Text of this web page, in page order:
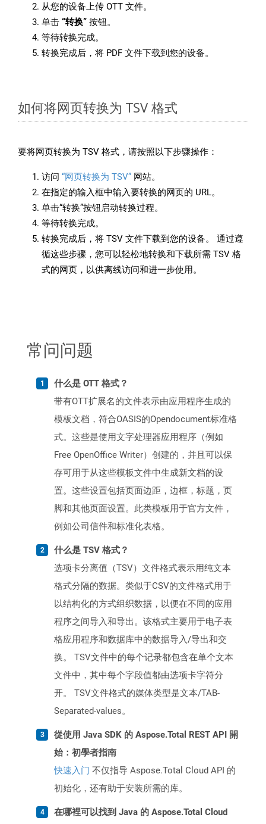
从您的设备上传 OTT 文件。
单击 “转换” 按钮。
等待转换完成。
转换完成后，将 PDF 文件下载到您的设备。
如何将网页转换为 TSV 格式
要将网页转换为 TSV 格式，请按照以下步骤操作：
访问 “网页转换为 TSV” 网站。
在指定的输入框中输入要转换的网页的 URL。
单击“转换”按钮启动转换过程。
等待转换完成。
转换完成后，将 TSV 文件下载到您的设备。 通过遵
循这些步骤，您可以轻松地转换和下载所需 TSV 格
式的网页，以供离线访问和进一步使用。
常问问题
什么是 OTT 格式？
带有OTT扩展名的文件表示由应用程序生成的
模板文档，符合OASIS的Opendocument标准格
式。这些是使用文字处理器应用程序（例如
Free OpenOffice Writer）创建的，并且可以保
存可用于从这些模板文件中生成新文档的设
置。这些设置包括页面边距，边框，标题，页
脚和其他页面设置。此类模板用于官方文件，
例如公司信件和标准化表格。
什么是 TSV 格式？
选项卡分离值（TSV）文件格式表示用纯文本
格式分隔的数据。类似于CSV的文件格式用于
以结构化的方式组织数据，以便在不同的应用
程序之间导入和导出。该格式主要用于电子表
格应用程序和数据库中的数据导入/导出和交
换。 TSV文件中的每个记录都包含在单个文本
文件中，其中每个字段值都由选项卡字符分
开。 TSV文件格式的媒体类型是文本/TAB-
Separated-values。
從使用 Java SDK 的 Aspose.Total REST API 開
始：初學者指南
快速入门 不仅指导 Aspose.Total Cloud API 的
初始化，还有助于安装所需的库。
在哪裡可以找到 Java 的 Aspose.Total Cloud